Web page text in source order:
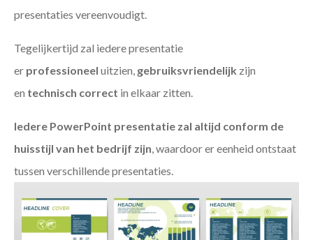
presentaties vereenvoudigt.
Tegelijkertijd zal iedere presentatie
er professioneel uitzien, gebruiksvriendelijk zijn
en technisch correct in elkaar zitten.
Iedere PowerPoint presentatie zal altijd conform de
huisstijl van het bedrijf zijn, waardoor er eenheid ontstaat
tussen verschillende presentaties.